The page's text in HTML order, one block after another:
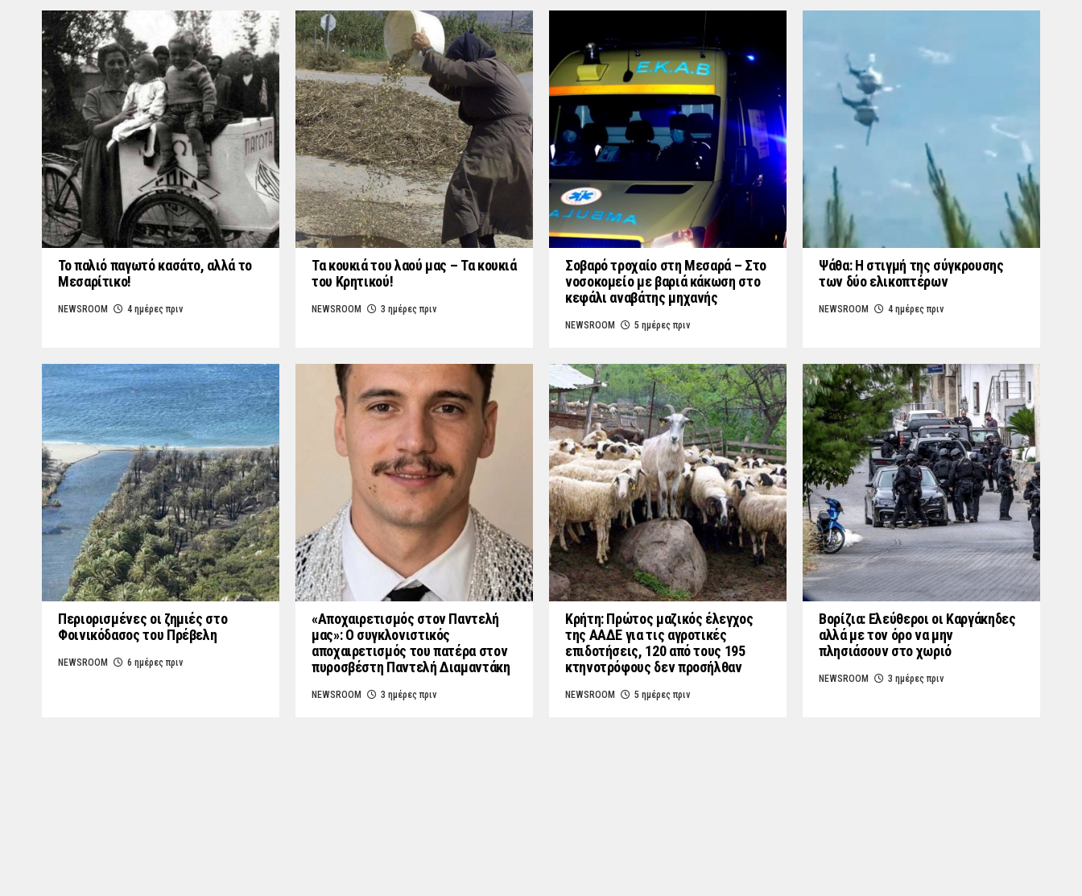
Το παλιό παγωτό κασάτο, αλλά το
Μεσαρίτικο!
NEWSROOM 4 ημέρες πριν
Τα κουκιά του λαού μας – Τα κουκιά
του Κρητικού!
NEWSROOM 3 ημέρες πριν
Σοβαρό τροχαίο στη Μεσαρά – Στο
νοσοκομείο με βαριά κάκωση στο
κεφάλι αναβάτης μηχανής
NEWSROOM 5 ημέρες πριν
Ψάθα: Η στιγμή της σύγκρουσης
των δύο ελικοπτέρων
NEWSROOM 4 ημέρες πριν
Περιορισμένες οι ζημιές στο
Φοινικόδασος του Πρέβελη
NEWSROOM 6 ημέρες πριν
«Aποχαιρετισμός στον Παντελή
μας»: Ο συγκλονιστικός
αποχαιρετισμός του πατέρα στον
πυροσβέστη Παντελή Διαμαντάκη
NEWSROOM 3 ημέρες πριν
Κρήτη: Πρώτος μαζικός έλεγχος
της ΑΑΔΕ για τις αγροτικές
επιδοτήσεις, 120 από τους 195
κτηνοτρόφους δεν προσήλθαν
NEWSROOM 5 ημέρες πριν
Βορίζια: Ελεύθεροι οι Καργάκηδες
αλλά με τον όρο να μην
πλησιάσουν στο χωριό
NEWSROOM 3 ημέρες πριν